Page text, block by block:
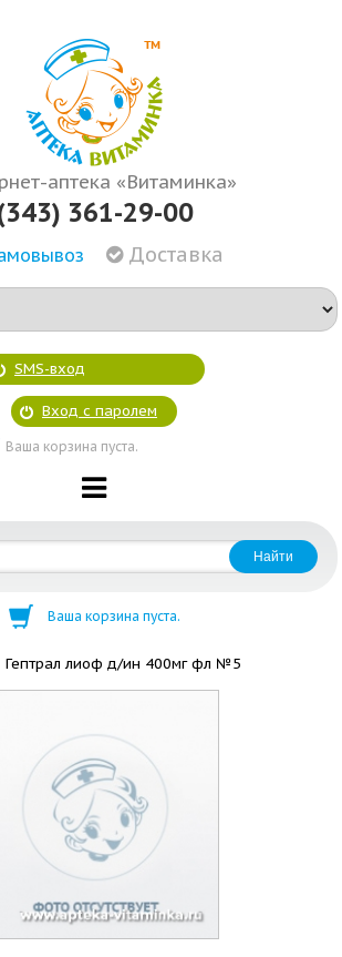
аптека «Витаминка»
361-29-00
Доставка
SMS-вход
Вход с паролем
Ваша корзина пуста.
Ваша корзина пуста.
Гептрал лиоф д/ин 400мг фл №5